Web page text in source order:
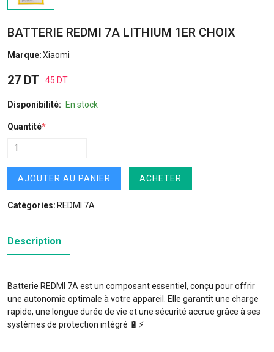
BATTERIE REDMI 7A LITHIUM 1ER CHOIX
Marque:Xiaomi
27 DT 45 DT
Disponibilité: En stock
Quantité*
AJOUTER AU PANIER ACHETER
Catégories: REDMI 7A
Description
Batterie REDMI 7A est un composant essentiel, conçu pour offrir
une autonomie optimale à votre appareil. Elle garantit une charge
rapide, une longue durée de vie et une sécurité accrue grâce à ses
systèmes de protection intégré 🔋⚡️